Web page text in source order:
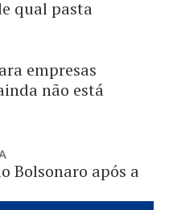
qual pasta
empresas
não está
Bolsonaro após a